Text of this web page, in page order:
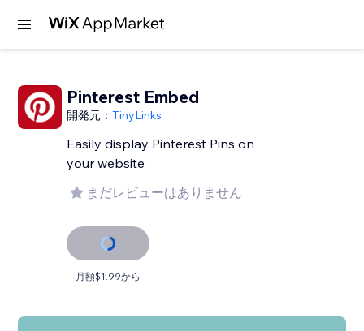
Pinterest Embed
開発元：TinyLinks
Easily display Pinterest Pins on
your website
まだレビューはありません
月額$1.99から